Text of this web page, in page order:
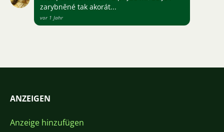
zarybněné tak akorát...
vor 1 Jahr
ANZEIGEN
Anzeige hinzufügen